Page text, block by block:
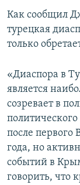
ELIFBE
Все сайты
Как сообщил
турецкая
только
«Диаспора в
является
созревает в
после первого
года, но
событий в
говорить, что